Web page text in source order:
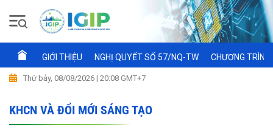
GIỚI THIỆU NGHỊ QUYẾT SỐ 57/NQ-TW CHƯƠNG
Thứ bảy, 08/08/2026 | 20:08 GMT+7
KHCN VÀ ĐỔI MỚI SÁNG TẠO